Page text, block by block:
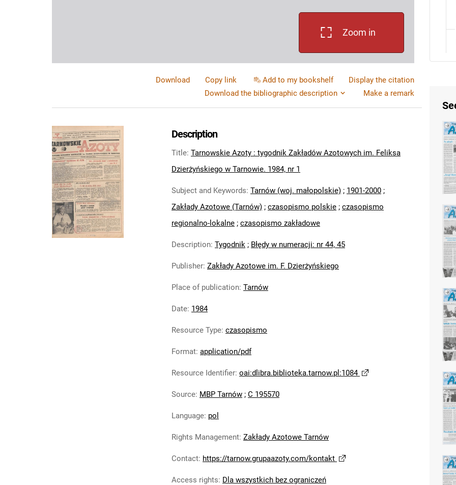
Zoom in
Download Copy link Add to my bookshelf
Display the citation
Download the bibliographic description
Make a remark
Description
Title: Tarnowskie Azoty : tygodnik Zakładów Azotowych im. Feliksa
Dzierżyńskiego w Tarnowie. 1984, nr 1
Subject and Keywords: Tarnów (woj. małopolskie) ; 1901-2000 ;
Zakłady Azotowe (Tarnów) ; czasopismo polskie ; czasopismo
regionalno-lokalne ; czasopismo zakładowe
Description: Tygodnik ; Błędy w numeracji: nr 44, 45
Publisher: Zakłady Azotowe im. F. Dzierżyńskiego
Place of publication: Tarnów
Date: 1984
Resource Type: czasopismo
Format: application/pdf
Resource Identifier: oai:dlibra.biblioteka.tarnow.pl:1084
Source: MBP Tarnów ; C 195570
Language: pol
Rights Management: Zakłady Azotowe Tarnów
Contact: https://tarnow.grupaazoty.com/kontakt
Access rights: Dla wszystkich bez ograniczeń